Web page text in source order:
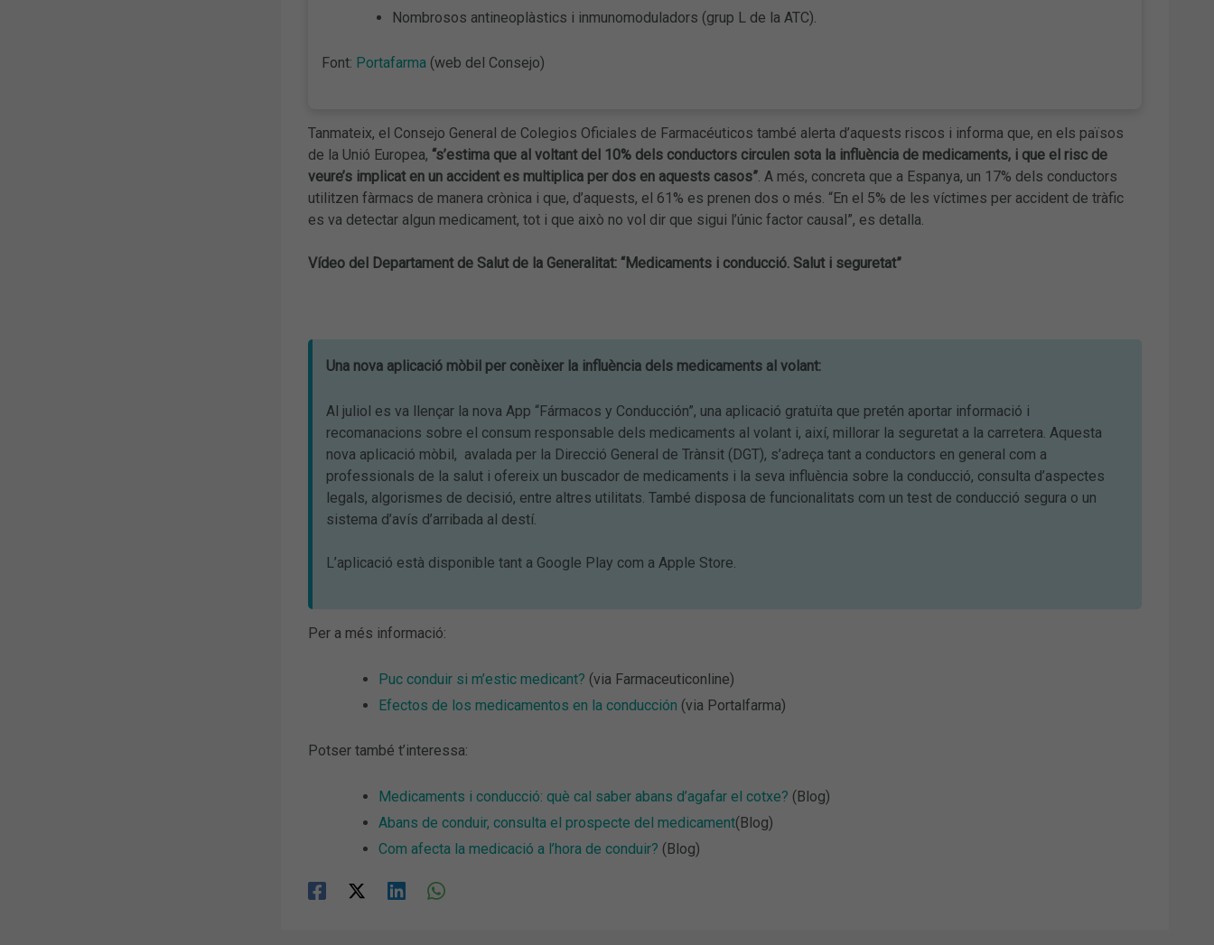
Nombrosos antineoplàstics i inmunomoduladors (grup L de la ATC).
Font: Portafarma(web del Consejo)
Tanmateix, el Consejo General de Colegios Oficiales de Farmacéuticos també alerta d’aquests riscos i informa que, en els països
de la Unió Europea, “s’estima que al voltant del 10% dels conductors circulen sota la influència de medicaments, i que el risc de
veure’s implicat en un accident es multiplica per dos en aquests casos”. A més, concreta que a Espanya, un 17% dels conductors
utilitzen fàrmacs de manera crònica i que, d’aquests, el 61% es prenen dos o més. “En el 5% de les víctimes per accident de tràfic
es va detectar algun medicament, tot i que això no vol dir que sigui l’únic factor causal”, es detalla.
Vídeo del Departament de Salut de la Generalitat: “Medicaments i conducció. Salut i seguretat”
Una nova aplicació mòbil per conèixer la influència dels medicaments al volant:
Al juliol es va llençar la nova App “Fármacos y Conducción”, una aplicació gratuïta que pretén aportar informació i
recomanacions sobre el consum responsable dels medicaments al volant i, així, millorar la seguretat a la carretera. Aquesta
nova aplicació mòbil, avalada per la Direcció General de Trànsit (DGT), s’adreça tant a conductors en general com a
professionals de la salut i ofereix un buscador de medicaments i la seva influència sobre la conducció, consulta d’aspectes
legals, algorismes de decisió, entre altres utilitats. També disposa de funcionalitats com un test de conducció segura o un
sistema d’avís d’arribada al destí.
L’aplicació està disponible tant a Google Play com a Apple Store.
Per a més informació:
Puc conduir si m’estic medicant? (via Farmaceuticonline)
Efectos de los medicamentos en la conducción (via Portalfarma)
Potser també t’interessa:
Medicaments i conducció: què cal saber abans d’agafar el cotxe? (Blog)
Abans de conduir, consulta el prospecte del medicament(Blog)
Com afecta la medicació a l’hora de conduir? (Blog)